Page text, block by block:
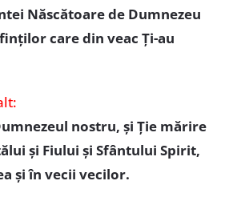
Născătoare de Dumnezeu
care din veac Ți-au
nostru, și Ție mărire
și Fiului și Sfântului Spirit,
și în vecii vecilor.